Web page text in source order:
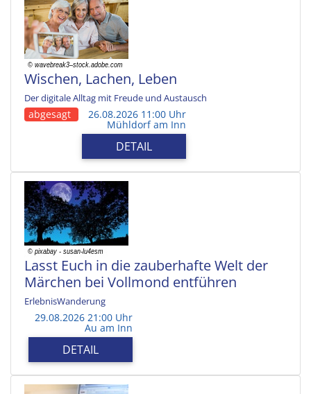
Wischen, Lachen, Leben
Der digitale Alltag mit Freude und Austausch
abgesagt 26.08.2026 11:00 Uhr
Mühldorf am Inn
DETAIL
Lasst Euch in die zauberhafte Welt der
Märchen bei Vollmond entführen
ErlebnisWanderung
29.08.2026 21:00 Uhr
Au am Inn
DETAIL